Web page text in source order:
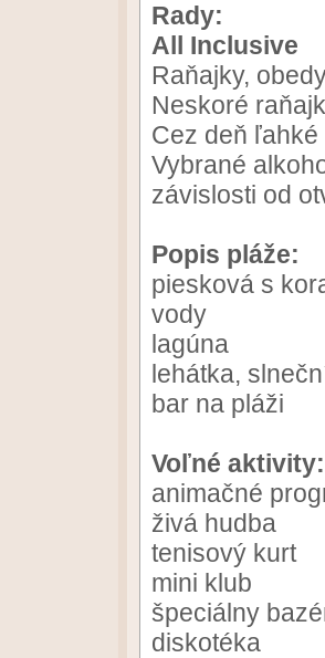
Rady:
All Inclusive
Raňajky,
Neskoré
Cez deň
Vybrané
závislosti od
Popis pláže:
piesková s
vody
lagúna
lehátka,
bar na pláži
Voľné aktivity:
animačné
živá hudba
tenisový kurt
mini klub
špeciálny
diskotéka